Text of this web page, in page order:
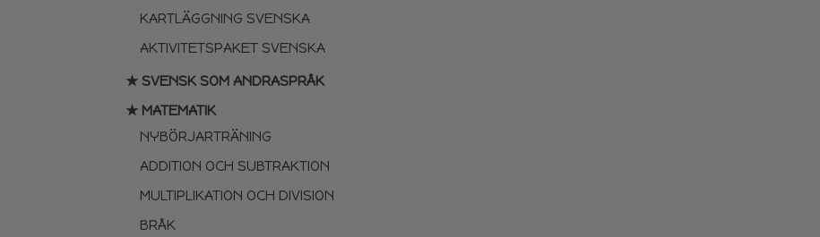
KARTLÄGGNING SVENSKA
AKTIVITETSPAKET SVENSKA
★ SVENSK SOM ANDRASPRÅK
★ MATEMATIK
NYBÖRJARTRÄNING
ADDITION OCH SUBTRAKTION
MULTIPLIKATION OCH DIVISION
BRÅK